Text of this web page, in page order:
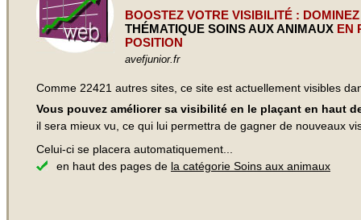
BOOSTEZ VOTRE VISIBILITÉ :
THÉMATIQUE SOINS AUX ANIMAUX EN
POSITION
avefjunior.fr
Comme 22421 autres sites, ce site est actuellement visibles
Vous pouvez améliorer sa visibilité en le plaçant en haut
il sera mieux vu, ce qui lui permettra de gagner de nouveaux
Celui-ci se placera automatiquement...
en haut des pages de la catégorie Soins aux animaux